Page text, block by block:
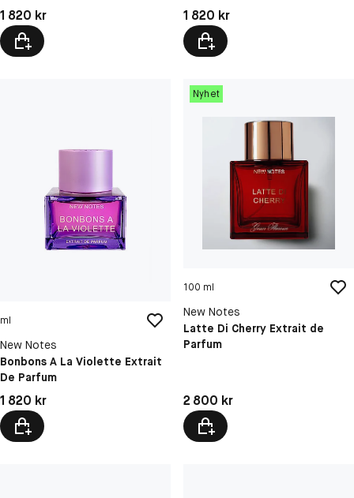
Pris: 1 820 kr
1 820 kr Pris: 1 820 kr
1 820 kr
ml
New Notes
Bonbons A La Violette Extrait
De Parfum
Pris: 1 820 kr
1 820 kr
Nyhet
100 ml
New Notes
Latte Di Cherry Extrait de
Parfum
Pris: 2 800 kr
2 800 kr